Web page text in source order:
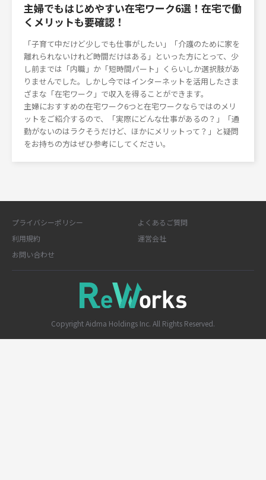
主婦でもはじめやすい在宅ワーク6選！在宅で働
くメリットも要確認！
「子育て中だけど少しでも仕事がしたい」「介護のために家を
離れられないけれど時間だけはある」といった方にとって、少
し前までは「内職」か「短時間パート」くらいしか選択肢があ
りませんでした。しかし今ではインターネットを活用したさま
ざまな「在宅ワーク」で収入を得ることができます。
主婦におすすめの在宅ワーク6つと在宅ワークならではのメリ
ットをご紹介するので、「実際にどんな仕事があるの？」「通
勤がないのはラクそうだけど、ほかにメリットって？」と疑問
をお持ちの方はぜひ参考にしてください。
プライバシーポリシー
よくあるご質問
利用規約
運営会社
お問い合わせ
Copyright Aidma Holdings Inc. All Rights Reserved.